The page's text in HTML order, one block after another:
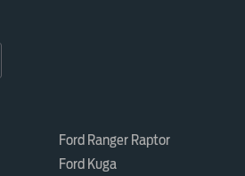
Ford Ranger Raptor
Ford Kuga